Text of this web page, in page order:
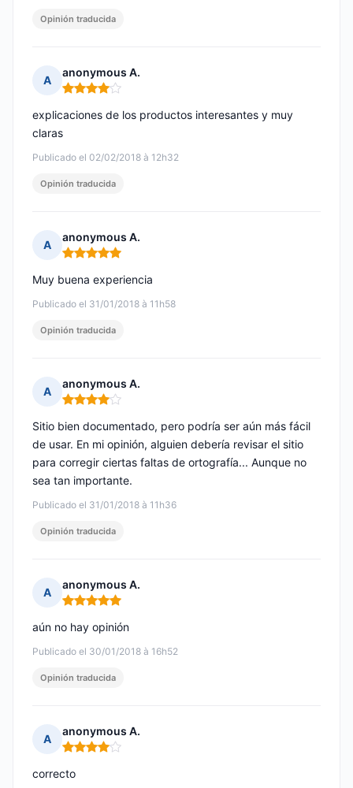
Opinión traducida
A
anonymous A.
Nota: 4 de 5
Publicado el 02/02/2018 à 12h32
explicaciones de los productos interesantes y muy
claras
Opinión traducida
A
anonymous A.
Nota: 5 de 5
Publicado el 31/01/2018 à 11h58
Muy buena experiencia
Opinión traducida
A
anonymous A.
Nota: 4 de 5
Publicado el 31/01/2018 à 11h36
Sitio bien documentado, pero podría ser aún más fácil
de usar. En mi opinión, alguien debería revisar el sitio
para corregir ciertas faltas de ortografía... Aunque no
sea tan importante.
Opinión traducida
A
anonymous A.
Nota: 5 de 5
Publicado el 30/01/2018 à 16h52
aún no hay opinión
Opinión traducida
A
anonymous A.
Nota: 4 de 5
correcto